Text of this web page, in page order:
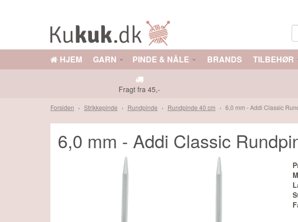
PINDE & NÅLE
HJEM GARN PINDE & NÅLE BRANDS TILBEHØR
Fragt fra 45,-
Forsiden Strikkepinde Rundpinde Rundpinde 40 cm 6,0 mm - Addi Classic
Måske kunne nogle af disse produkter have
6,0 mm - Addi Classic